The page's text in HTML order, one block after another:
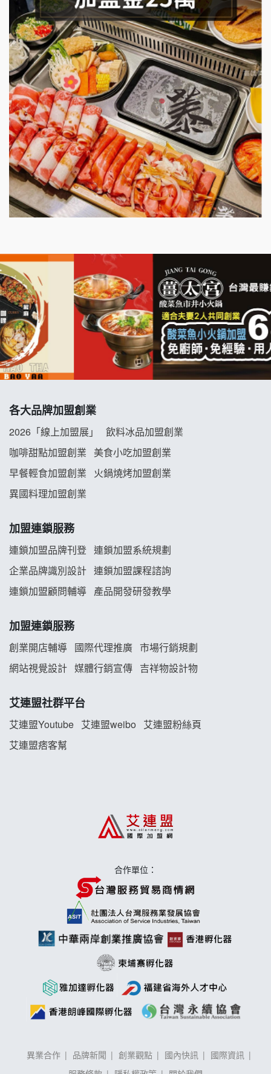
潮味決-湯滷專門店加盟說明會
鬍子茶加盟說明會
鮮茶道加盟說明會
微風亭鐵板燒加盟說明會
漫步藍咖啡加盟說明會
明石章魚燒加盟說明會
出櫃加盟說明會
七盞茶加盟說明會
拉亞漢堡加盟說明會
杜芳子古味茶鋪加盟說明會
優握握×酸奶大獅加盟說明會
冬城門加盟說明會
拾鑶火鍋加盟說明會
阿性情趣無人販售所加盟明會
龍涎居好湯加盟說明會
韓金量加盟說明會
義氣豐發雞加盟說明會
Mr.Wish加盟說明會
白鬍泡泡 BOHO POPO加盟說明會
雞咕雞咕加盟說明會
珍好味臭臭鍋加盟說明會
藍象廷泰式火鍋加盟說明會
莫尼早餐Morni加盟說明會
手作功夫茶加盟說明會
各大品牌加盟創業
2026「線上加盟展」
飲料冰品加盟創業
咖啡甜點加盟創業
美食小吃加盟創業
早餐輕食加盟創業
火鍋燒烤加盟創業
異國料理加盟創業
加盟連鎖服務
連鎖加盟品牌刊登 連鎖加盟系統規劃
企業品牌識別設計 連鎖加盟課程諮詢
連鎖加盟顧問輔導 產品開發研發教學
加盟連鎖服務
創業開店輔導 國際代理推廣 市場行銷規劃
網站視覺設計 媒體行銷宣傳 吉祥物設計物
艾連盟社群平台
艾連盟Youtube 艾連盟weibo
艾連盟粉絲頁
艾連盟痞客幫
合作單位：
異業合作 品牌新聞 創業觀點 國內快訊
國際資訊